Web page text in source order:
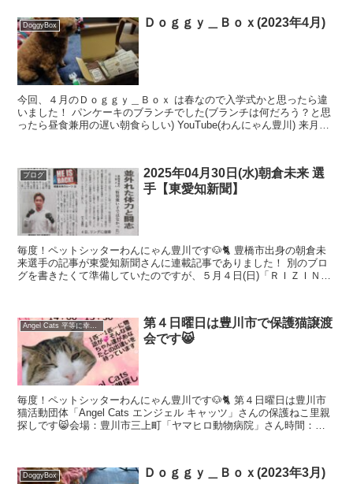
DoggyBox Ｄｏｇｇｙ＿Ｂｏｘ(2023年4月)
今回、４月のＤｏｇｇｙ＿Ｂｏｘ は春なので入学式かと思ったら違
いました！ パンケーキのブランチでした(ブランチは何だろう？と思
ったら昼食兼用の遅い朝食らしい) YouTube(わんにゃん豊川) 来月の
ブログ
2025年04月30日(水)朝倉未来 選
手【東愛知新聞】
毎度！ペットシッターわんにゃん豊川です🐶🐈 豊橋市出身の朝倉未
来選手の記事が東愛知新聞さんに連載記事でありました！ 別のブロ
グを書きたくて準備していたのですが、５月４日(日)「ＲＩＺＩＮ男
Angel Cats 平等に幸せになる権利 (angelcats2021)
第４日曜日は豊川市で保護猫譲渡
会です😸
毎度！ペットシッターわんにゃん豊川です🐶🐈 第４日曜日は豊川市
猫活動団体「Angel Cats エンジェル キャッツ」さんの保護ねこ里親
探しです😸会場：豊川市三上町「ヤマヒロ動物病院」さん時間：
DoggyBox Ｄｏｇｇｙ＿Ｂｏｘ(2023年3月)